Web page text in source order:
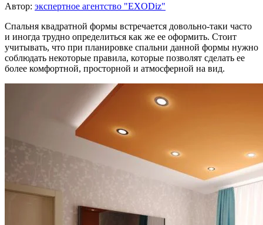
Автор: экспертное агентство "EXODiz"
Спальня квадратной формы встречается довольно-таки часто
и иногда трудно определиться как же ее оформить. Стоит
учитывать, что при планировке спальни данной формы нужно
соблюдать некоторые правила, которые позволят сделать ее
более комфортной, просторной и атмосферной на вид.